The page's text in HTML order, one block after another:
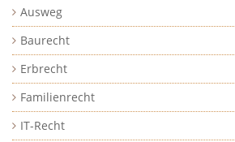
Ausweg
Baurecht
Erbrecht
Familienrecht
IT-Recht